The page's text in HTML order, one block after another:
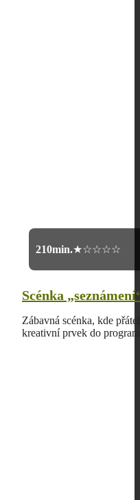
210min.★☆☆☆☆
Scénka
Zábavná scénka, kde
kreativní prvek do